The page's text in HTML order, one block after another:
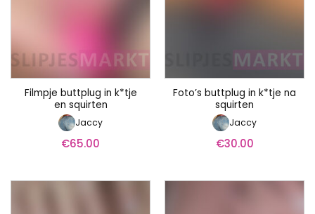
Filmpje buttplug in k*tje
en squirten
Jaccy
€65.00
Foto’s buttplug in k*tje na
squirten
Jaccy
€30.00